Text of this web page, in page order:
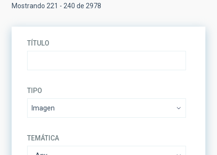
Mostrando 221 - 240 de 2978
TÍTULO
TIPO
TEMÁTICA